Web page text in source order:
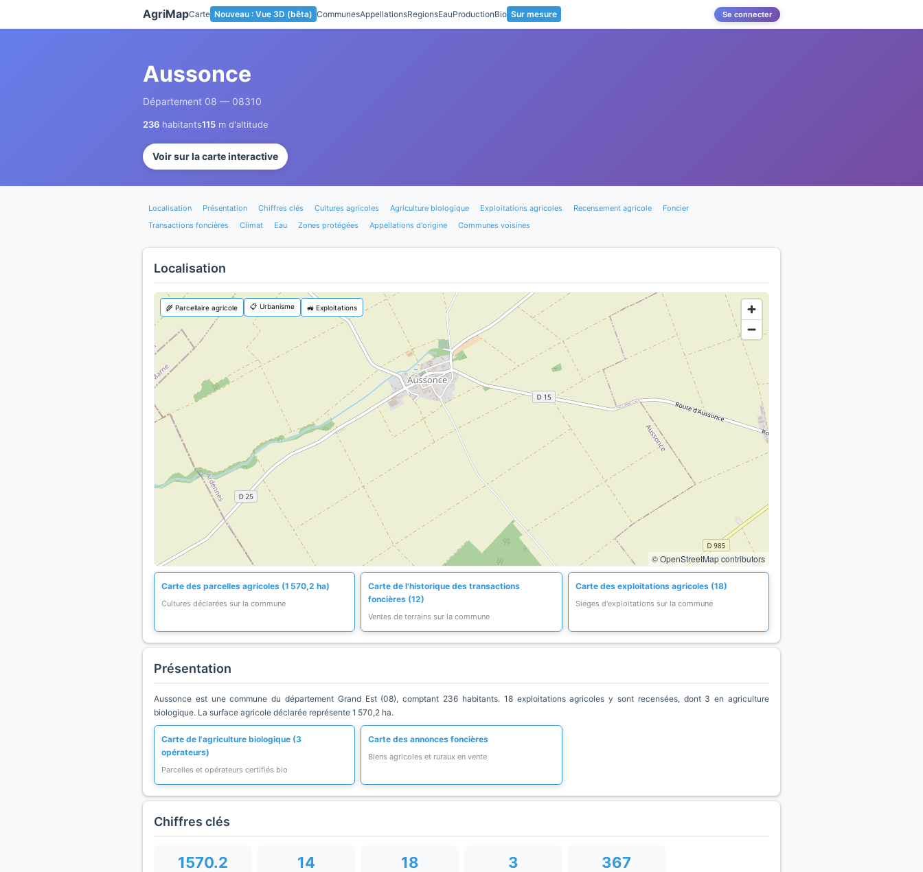
AgriMapCarte Nouveau : Vue 3D (bêta) CommunesAppellationsRegionsEauProductionBio Sur mesure Se connecter
Aussonce
Département 08 — 08310
236 habitants115 m d'altitude
Voir sur la carte interactive
Localisation Présentation Chiffres clés Cultures agricoles Agriculture biologique Exploitations agricoles Recensement agricole
Foncier
Transactions foncières
Climat Eau Zones protégées Appellations d'origine Communes voisines
Localisation
© OpenStreetMap contributors
🌾 Parcellaire agricole 📋 Urbanisme 🚜 Exploitations
Carte des parcelles agricoles (1 570,2 ha)
Cultures déclarées sur la commune
Carte de l'historique des transactions
foncières (12)
Ventes de terrains sur la commune
Carte des exploitations agricoles (18)
Sieges d'exploitations sur la commune
Présentation
Aussonce est une commune du département Grand Est (08), comptant 236 habitants. 18 exploitations agricoles y sont recensées, dont 3 en agriculture
biologique. La surface agricole déclarée représente 1 570,2 ha.
Carte de l'agriculture biologique (3
opérateurs)
Parcelles et opérateurs certifiés bio
Carte des annonces foncières
Biens agricoles et ruraux en vente
Chiffres clés
1570.2 14 18 3 367
Panneau de gestion des cookies